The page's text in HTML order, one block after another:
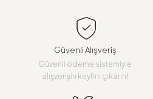
Güvenli Alışveriş
Güvenli ödeme sistemiyle
alışverişin keyfini çıkarın!